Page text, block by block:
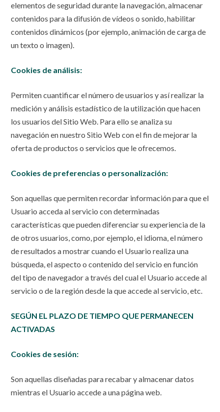
elementos de seguridad durante la navegación, almacenar
contenidos para la difusión de vídeos o sonido, habilitar
contenidos dinámicos (por ejemplo, animación de carga de
un texto o imagen).
Cookies de análisis:
Permiten cuantificar el número de usuarios y así realizar la
medición y análisis estadístico de la utilización que hacen
los usuarios del Sitio Web. Para ello se analiza su
navegación en nuestro Sitio Web con el fin de mejorar la
oferta de productos o servicios que le ofrecemos.
Cookies de preferencias o personalización:
Son aquellas que permiten recordar información para que el
Usuario acceda al servicio con determinadas
características que pueden diferenciar su experiencia de la
de otros usuarios, como, por ejemplo, el idioma, el número
de resultados a mostrar cuando el Usuario realiza una
búsqueda, el aspecto o contenido del servicio en función
del tipo de navegador a través del cual el Usuario accede al
servicio o de la región desde la que accede al servicio, etc.
SEGÚN EL PLAZO DE TIEMPO QUE PERMANECEN
ACTIVADAS
Cookies de sesión:
Son aquellas diseñadas para recabar y almacenar datos
mientras el Usuario accede a una página web.